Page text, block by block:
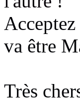
va être
Très